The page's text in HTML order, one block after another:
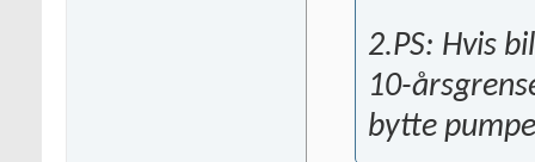
2.PS: Hvis
10-
bytte